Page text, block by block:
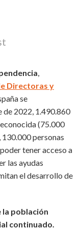
,
Directoras y
se
2022, 1.490.860
(75.000
130.000 personas
tener acceso a
las ayudas
el desarrollo de
la población
continuado.